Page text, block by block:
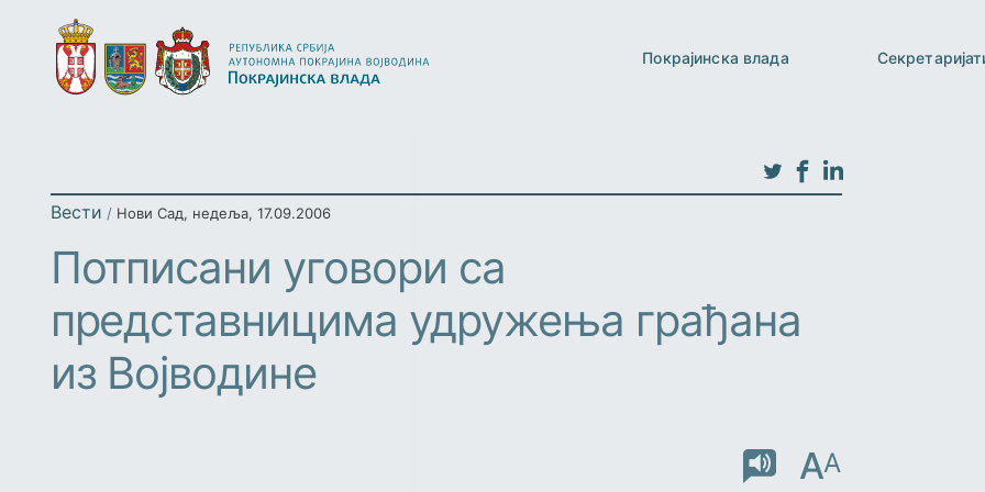
Покрајинска влада
Вести / Нови Сад, недеља, 17.09.2006
Потписани уговори са
представницима удружења грађана
из Војводине
AA